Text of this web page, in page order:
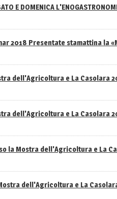
E DOMENICA
2018 Presentate stamattina la
dell'Agricoltura e La Casolara
dell'Agricoltura e La Casolara
la Mostra dell'Agricoltura e La
dell'Agricoltura e La